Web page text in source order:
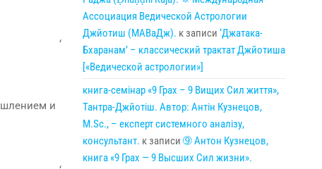
‘
и
Ассоциация Ведической Астрологии
Джйотиш (МАВаДж). к записи ‘Джатака-
Бхаранам’ – классический трактат Джйотиша
[«Ведической астрологии»]
книга-семінар «9 Грах – 9 Вищих Сил життя»,
Тантра-Джйотіш. Автор: Антін Кузнецов,
M.Sc., – експерт системного аналізу,
консультант. к записи ➈ Антон Кузнецов,
книга «9 Грах — 9 Высших Сил жизни».